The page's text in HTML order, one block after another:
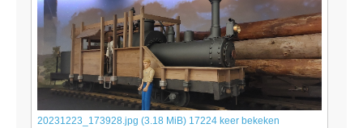
20231223_173928.jpg (3.18 MiB) 17224 keer bekeken